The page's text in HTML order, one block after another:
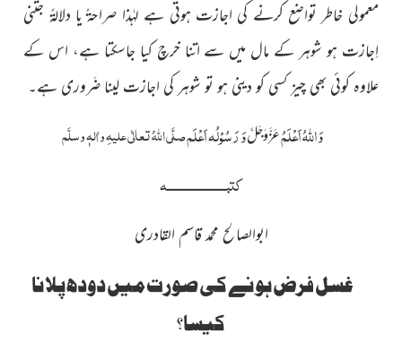
معمولى خاطر تواضع کرنے کى اجازت ہوتى ہے لہٰذا صراحۃً ىا دلالۃً جتنى
اِجازت ہو شوہر کے مال مىں سے اتنا خرچ کىا جاسکتا ہے، اس کے
علاوہ کوئى بھى چىز کسى کو دىنى ہو تو شوہر کى اجازت لىنا ضَرورى ہے۔
وَاللہُ اَعْلَمُعَزَّوَجَلَّوَ رَسُوْلُہ اَعْلَمصلَّی اللّٰہُ تعالٰی علیہِ واٰلہٖ وسلَّم
کتبــــــــــــــــــــــہ
ابوالصالح محمد قاسم القادری
غسل فرض ہونے کی صورت میں دودھ پلانا
کیسا؟